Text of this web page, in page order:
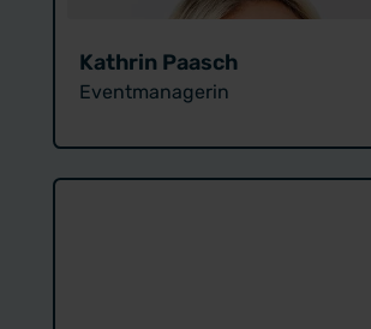
Kathrin Paasch
Eventmanagerin